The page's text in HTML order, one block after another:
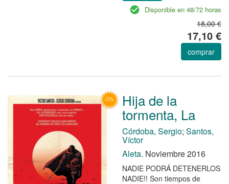
Disponible en 48/72 horas
18,00 €
17,10 €
comprar
Hija de la
tormenta, La
Córdoba, Sergio; Santos,
Víctor
Aleta. Noviembre 2016
NADIE PODRÁ DETENERLOS
NADIE!! Son tiempos de